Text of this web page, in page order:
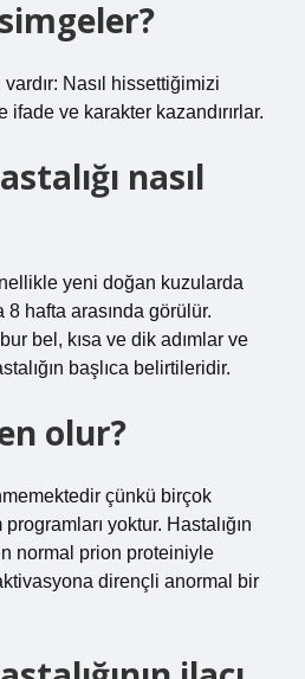
Nasıl hissettiğimizi
ve karakter kazandırırlar.
nasıl
yeni doğan kuzularda
hafta arasında görülür.
bel, kısa ve dik adımlar ve
başlıca belirtileridir.
olur?
çünkü birçok
yoktur. Hastalığın
normal prion proteiniyle
dirençli anormal bir